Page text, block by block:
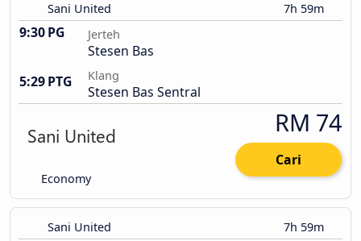
Sani United 7h 59m
9:30 PG Jerteh
Stesen Bas
5:29 PTG
Klang
Stesen Bas Sentral
Economy
RM 74
Cari
Sani United 7h 59m